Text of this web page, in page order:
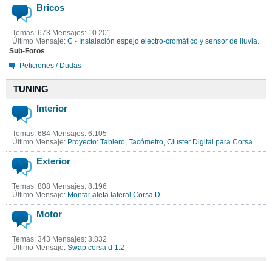
Bricos
Temas: 673 Mensajes: 10.201
Último Mensaje: C - Instalación espejo electro-cromático y sensor de lluvia.
Sub-Foros
Peticiones / Dudas
TUNING
Interior
Temas: 684 Mensajes: 6.105
Último Mensaje: Proyecto: Tablero, Tacómetro, Cluster Digital para Corsa
Exterior
Temas: 808 Mensajes: 8.196
Último Mensaje: Montar aleta lateral Corsa D
Motor
Temas: 343 Mensajes: 3.832
Último Mensaje: Swap corsa d 1.2